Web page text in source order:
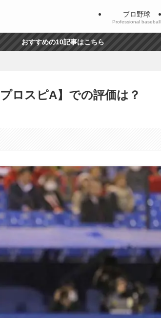
プロ野球
Professional baseball
おすすめの10記事はこちら
ロスピA】での評価は？